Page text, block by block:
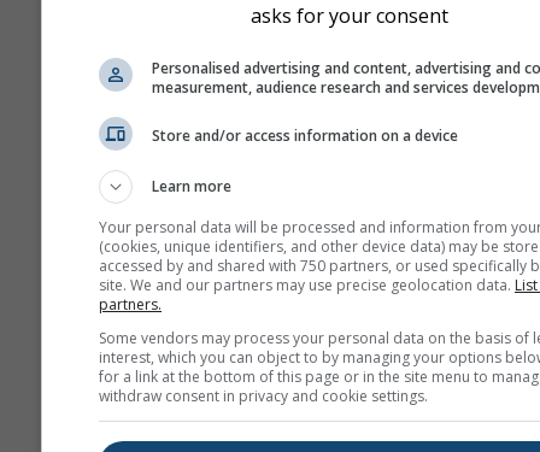
asks for your consent
Personalised advertising and content, advertising and
measurement, audience research and services
Store and/or access information on a device
Learn more
Your personal data will be processed and information from
(cookies, unique identifiers, and other device data) may be
accessed by and shared with 750 partners, or used specifically
site. We and our partners may use precise geolocation data.
partners.
Some vendors may process your personal data on the basis of
interest, which you can object to by managing your options
for a link at the bottom of this page or in the site menu to
withdraw consent in privacy and cookie settings.